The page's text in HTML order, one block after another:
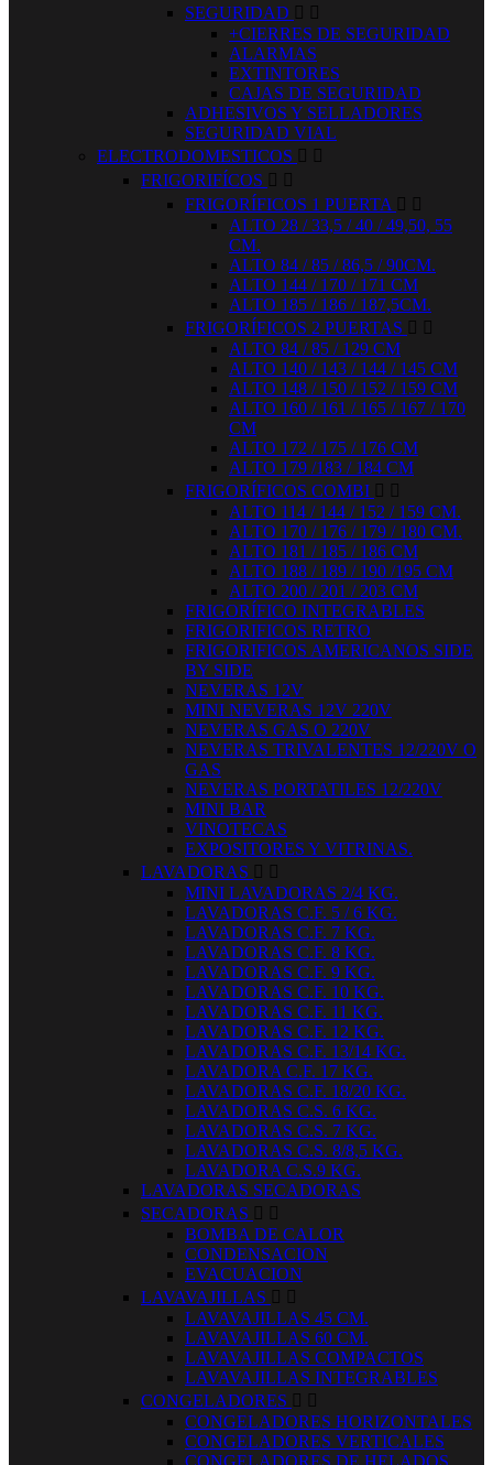
SEGURIDAD  
+CIERRES DE SEGURIDAD
ALARMAS
EXTINTORES
CAJAS DE SEGURIDAD
ADHESIVOS Y SELLADORES
SEGURIDAD VIAL
ELECTRODOMESTICOS  
FRIGORIFÍCOS  
FRIGORÍFICOS 1 PUERTA  
ALTO 28 / 33,5 / 40 / 49,50, 55
CM.
ALTO 84 / 85 / 86,5 / 90CM.
ALTO 144 / 170 / 171 CM
ALTO 185 / 186 / 187,5CM.
FRIGORÍFICOS 2 PUERTAS  
ALTO 84 / 85 / 129 CM
ALTO 140 / 143 / 144 / 145 CM
ALTO 148 / 150 / 152 / 159 CM
ALTO 160 / 161 / 165 / 167 / 170
CM
ALTO 172 / 175 / 176 CM
ALTO 179 /183 / 184 CM
FRIGORÍFICOS COMBI  
ALTO 114 / 144 / 152 / 159 CM.
ALTO 170 / 176 / 179 / 180 CM.
ALTO 181 / 185 / 186 CM
ALTO 188 / 189 / 190 /195 CM
ALTO 200 / 201 / 203 CM
FRIGORÍFICO INTEGRABLES
FRIGORIFICOS RETRO
FRIGORIFICOS AMERICANOS SIDE
BY SIDE
NEVERAS 12V
MINI NEVERAS 12V 220V
NEVERAS GAS O 220V
NEVERAS TRIVALENTES 12/220V O
GAS
NEVERAS PORTATILES 12/220V
MINI BAR
VINOTECAS
EXPOSITORES Y VITRINAS.
LAVADORAS  
MINI LAVADORAS 2/4 KG.
LAVADORAS C.F. 5 / 6 KG.
LAVADORAS C.F. 7 KG.
LAVADORAS C.F. 8 KG.
LAVADORAS C.F. 9 KG.
LAVADORAS C.F. 10 KG.
LAVADORAS C.F. 11 KG.
LAVADORAS C.F. 12 KG.
LAVADORAS C.F. 13/14 KG.
LAVADORA C.F. 17 KG.
LAVADORAS C.F. 18/20 KG.
LAVADORAS C.S. 6 KG.
LAVADORAS C.S. 7 KG.
LAVADORAS C.S. 8/8,5 KG.
LAVADORA C.S.9 KG.
LAVADORAS SECADORAS
SECADORAS  
BOMBA DE CALOR
CONDENSACION
EVACUACION
LAVAVAJILLAS  
LAVAVAJILLAS 45 CM.
LAVAVAJILLAS 60 CM.
LAVAVAJILLAS COMPACTOS
LAVAVAJILLAS INTEGRABLES
CONGELADORES  
CONGELADORES HORIZONTALES
CONGELADORES VERTICALES
CONGELADORES DE HELADOS